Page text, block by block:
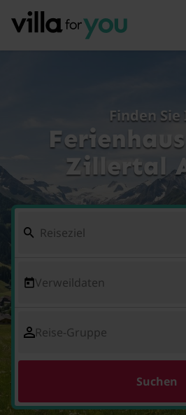
Finden
Zillertal
Verweildaten
Reise-Gruppe
Suchen